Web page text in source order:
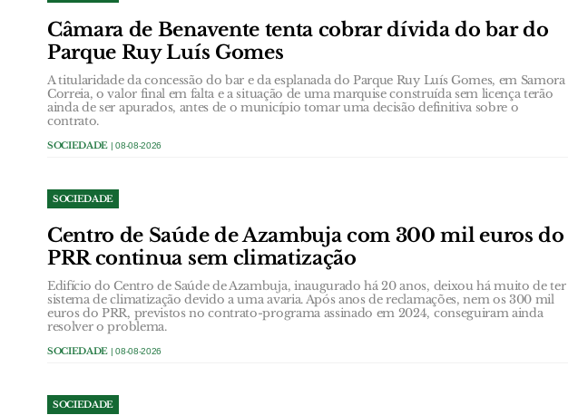
Câmara de Benavente tenta cobrar dívida do bar do
Parque Ruy Luís Gomes
A titularidade da concessão do bar e da esplanada do Parque Ruy Luís Gomes, em Samora
Correia, o valor final em falta e a situação de uma marquise construída sem licença terão
ainda de ser apurados, antes de o município tomar uma decisão definitiva sobre o
contrato.
SOCIEDADE | 08-08-2026
SOCIEDADE
Centro de Saúde de Azambuja com 300 mil euros do
PRR continua sem climatização
Edifício do Centro de Saúde de Azambuja, inaugurado há 20 anos, deixou há muito de ter
sistema de climatização devido a uma avaria. Após anos de reclamações, nem os 300 mil
euros do PRR, previstos no contrato-programa assinado em 2024, conseguiram ainda
resolver o problema.
SOCIEDADE | 08-08-2026
SOCIEDADE